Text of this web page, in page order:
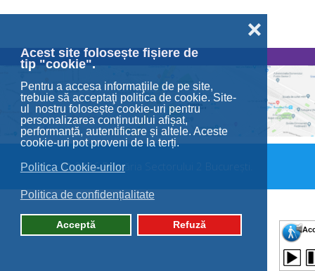
Acest site folosește fișiere de
tip "cookie".
Pentru a accesa informaţiile de pe site,
trebuie să acceptaţi politica de cookie. Site-
ul nostru folosește cookie-uri pentru
personalizarea conținutului afișat,
performanță, autentificare și altele. Aceste
cookie-uri pot proveni de la terți.
Politica Cookie-urilor
Politica de confidențialitate
Acceptă Refuză
❌
© 2026 Primăria Sectorului 2 București.